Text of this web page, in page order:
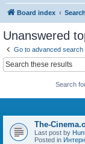
Board index Search
Unanswered
Go to advanced search
Search
The-
Last post by
Posted in